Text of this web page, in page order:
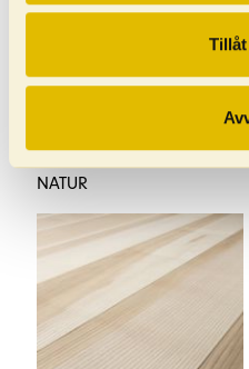
ASK RUSTIK MODERN
NATUR